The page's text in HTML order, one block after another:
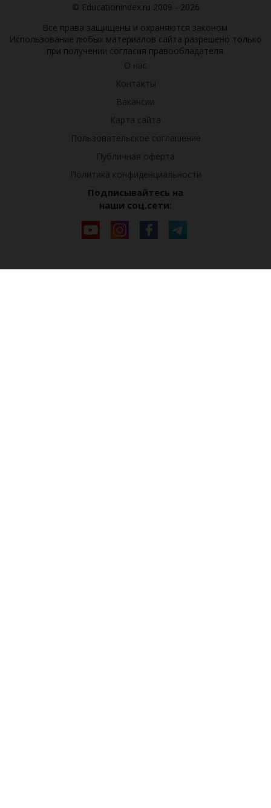
© Educationindex.ru 2009 - 2026
Все права защищены и охраняются законом.
Использование любых материалов сайта разрешено только
при получении согласия правообладателя.
О нас
Контакты
Вакансии
Карта сайта
Пользовательское соглашение
Публичная оферта
Политика конфиденциальности
Подписывайтесь на
наши соц.сети: